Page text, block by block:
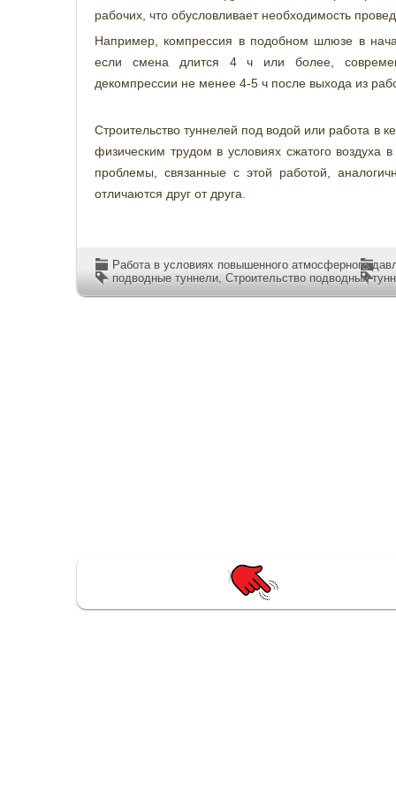
рабочих, что обусловливает необходимость
Например, компрессия в подобном шлюзе в
если смена длится 4 ч или более,
декомпрессии не менее 4-5 ч после выхода из
Строительство туннелей под водой или работа в
физическим трудом в условиях сжатого воздуха
проблемы, связанные с этой работой,
отличаются друг от друга.
Работа в условиях повышенного атмосферного
подводные туннели, Строительство подводных